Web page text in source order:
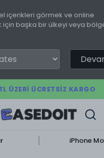
içerikleri görmek ve online
için başka bir ülkeyi veya
ÜZERI ÜCRETSIZ KARGO
iPhone